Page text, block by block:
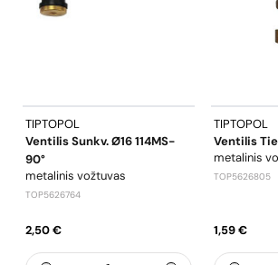
TIPTOPOL
Ventilis Sunkv. Ø16 114MS-
90°
metalinis vožtuvas
TOP5626764
2,50 €
TIPTOPOL
Ventilis
metalinis
TOP5626805
1,59 €